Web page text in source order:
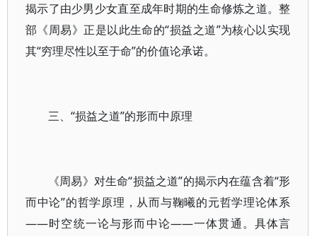
揭示了由少男少女直至成年时期的生命修炼之道。整
部《周易》正是以此生命的“损益之道”为核心以实现
其“穷理尽性以至于命”的价值论承诺。
三、“损益之道”的形而中原理
《周易》对生命“损益之道”的揭示内在蕴含着“形
而中论”的哲学原理，从而与鞠曦的元哲学理论体系
——时空统一论与形而中论——一体贯通。具体言